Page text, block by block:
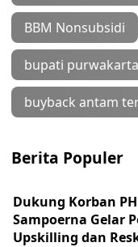
BBM Nonsubsidi
bupati purwakarta
buyback antam
Berita Populer
Dukung Korban
Sampoerna Gelar
Upskilling dan